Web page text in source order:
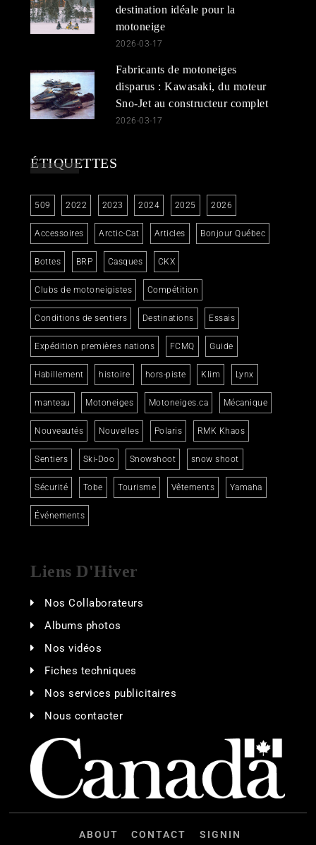
destination idéale pour la
motoneige
2026-03-17
Fabricants de motoneiges
disparus : Kawasaki, du moteur
Sno-Jet au constructeur complet
2026-03-17
ÉTIQUETTES
509 2022 2023 2024 2025 2026
Accessoires Arctic-Cat Articles Bonjour Québec
Bottes BRP Casques CKX
Clubs de motoneigistes Compétition
Conditions de sentiers Destinations Essais
Expédition premières nations FCMQ Guide
Habillement histoire hors-piste Klim Lynx
manteau Motoneiges Motoneiges.ca Mécanique
Nouveautés Nouvelles Polaris RMK Khaos
Sentiers Ski-Doo Snowshoot snow shoot
Sécurité Tobe Tourisme Vêtements Yamaha
Événements
Liens D'Hiver
Nos Collaborateurs
Albums photos
Nos vidéos
Fiches techniques
Nos services publicitaires
Nous contacter
ABOUT CONTACT SIGNIN